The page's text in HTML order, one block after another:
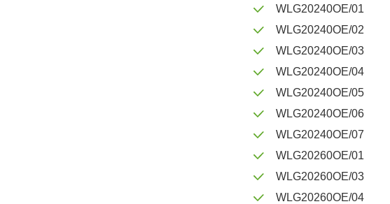
WLG20240OE/01
WLG20240OE/02
WLG20240OE/03
WLG20240OE/04
WLG20240OE/05
WLG20240OE/06
WLG20240OE/07
WLG20260OE/01
WLG20260OE/03
WLG20260OE/04